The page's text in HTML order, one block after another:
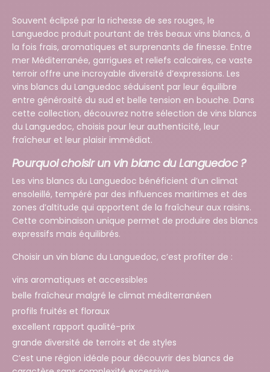
Souvent éclipsé par la richesse de ses rouges, le
Languedoc produit pourtant de très beaux vins blancs, à
la fois frais, aromatiques et surprenants de finesse. Entre
mer Méditerranée, garrigues et reliefs calcaires, ce vaste
terroir offre une incroyable diversité d’expressions. Les
vins blancs du Languedoc séduisent par leur équilibre
entre générosité du sud et belle tension en bouche. Dans
cette collection, découvrez notre sélection de vins blancs
du Languedoc, choisis pour leur authenticité, leur
fraîcheur et leur plaisir immédiat.
Pourquoi choisir un vin blanc du Languedoc ?
Les vins blancs du Languedoc bénéficient d’un climat
ensoleillé, tempéré par des influences maritimes et des
zones d’altitude qui apportent de la fraîcheur aux raisins.
Cette combinaison unique permet de produire des blancs
expressifs mais équilibrés.
Choisir un vin blanc du Languedoc, c’est profiter de :
vins aromatiques et accessibles
belle fraîcheur malgré le climat méditerranéen
profils fruités et floraux
excellent rapport qualité-prix
grande diversité de terroirs et de styles
C’est une région idéale pour découvrir des blancs de